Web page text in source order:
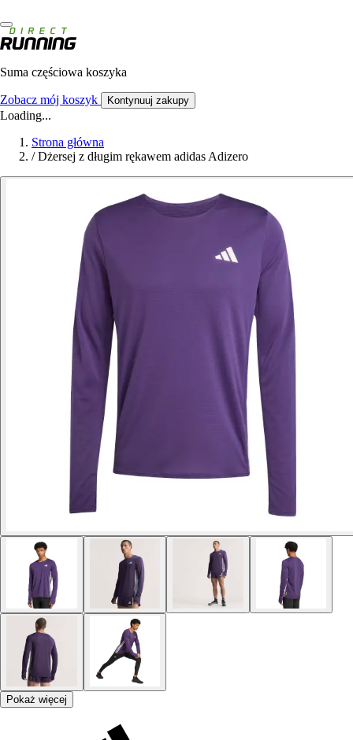
Suma częściowa koszyka
Zobacz mój koszyk Kontynuuj zakupy
Loading...
Strona główna
/ Dżersej z długim rękawem adidas Adizero
Pokaż więcej